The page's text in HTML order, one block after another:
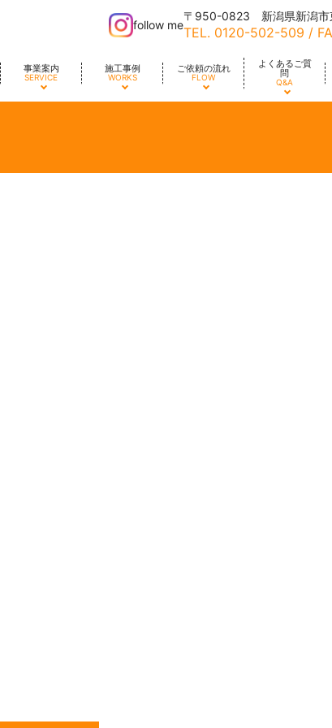
事業案内
SERVICE
施工事例
WORKS
ご依頼の流れ
FLOW
よくあるご質
問
Q&A
follow me
〒950-0823 新潟県新潟市
TEL. 0120-502-509 /